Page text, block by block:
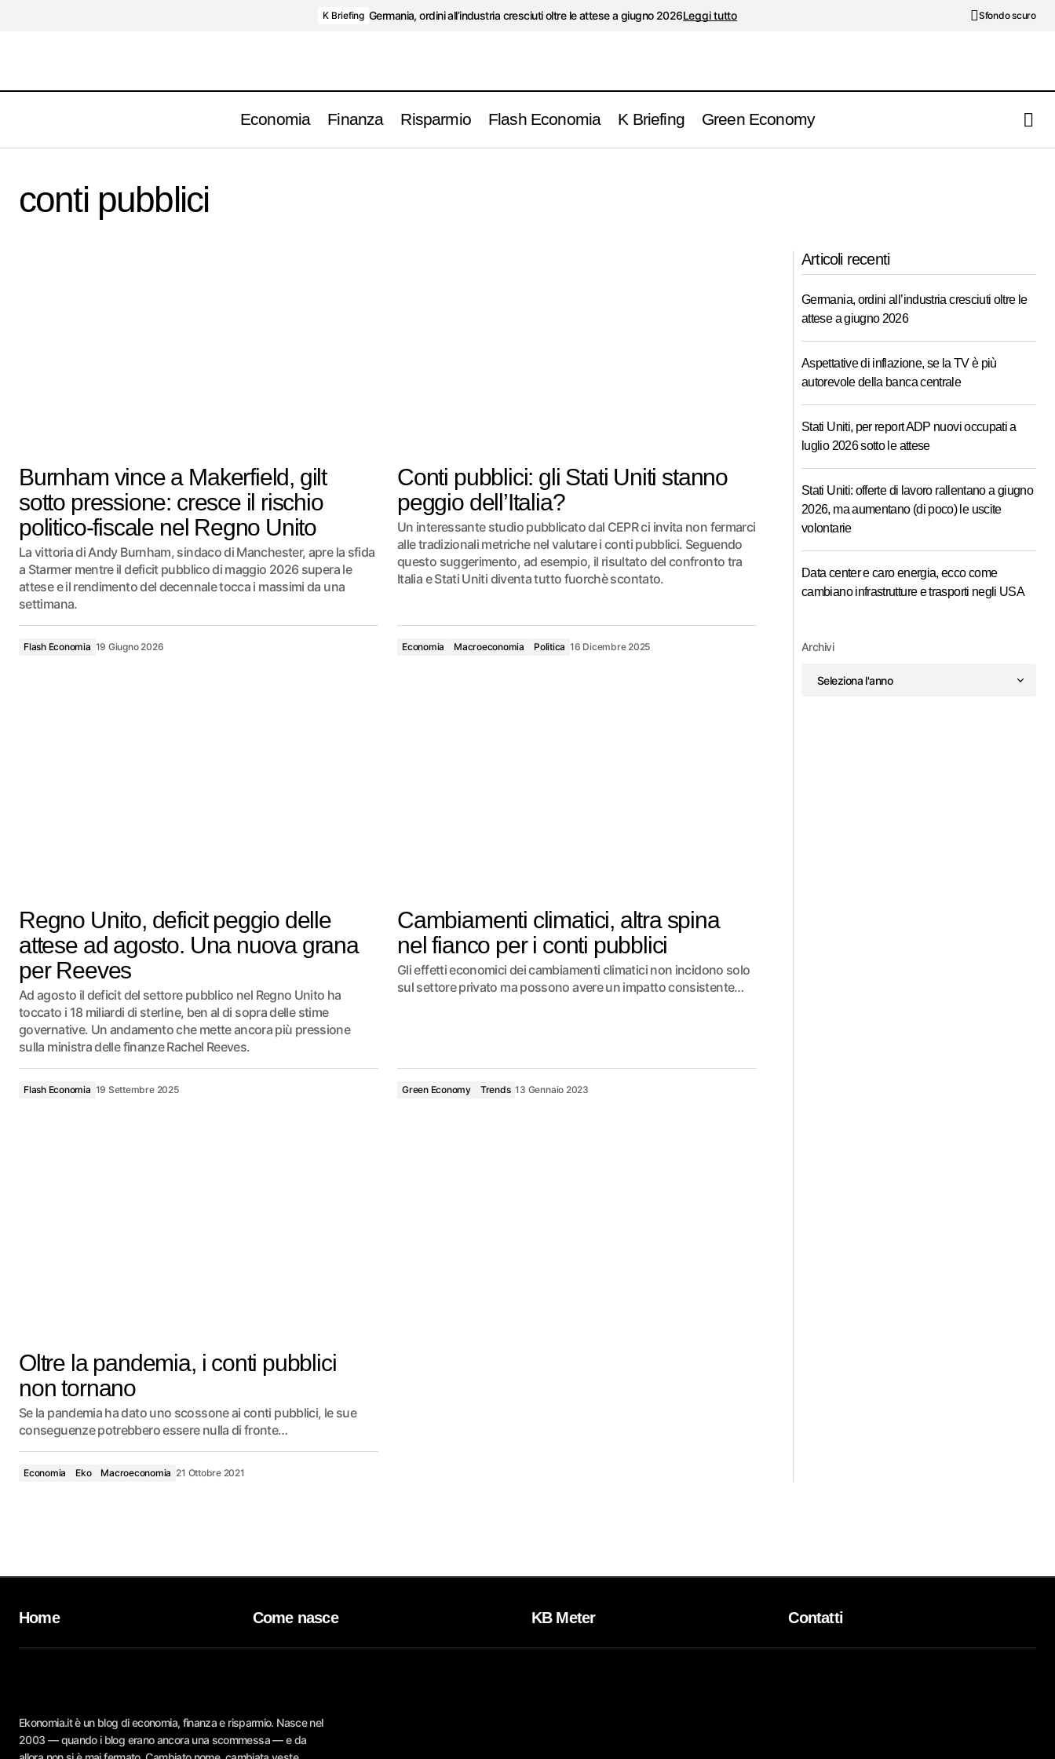
K Briefing Germania, ordini all’industria cresciuti oltre le attese a giugno 2026Leggi tutto Sfondo scuro
Economia Finanza Risparmio Flash Economia K Briefing Green Economy
conti pubblici
Burnham vince a Makerfield, gilt
sotto pressione: cresce il rischio
politico-fiscale nel Regno Unito
La vittoria di Andy Burnham, sindaco di Manchester, apre la sfida
a Starmer mentre il deficit pubblico di maggio 2026 supera le
attese e il rendimento del decennale tocca i massimi da una
settimana.
Flash Economia 19 Giugno 2026
Conti pubblici: gli Stati Uniti stanno
peggio dell’Italia?
Un interessante studio pubblicato dal CEPR ci invita non fermarci
alle tradizionali metriche nel valutare i conti pubblici. Seguendo
questo suggerimento, ad esempio, il risultato del confronto tra
Italia e Stati Uniti diventa tutto fuorchè scontato.
Economia Macroeconomia Politica 16 Dicembre 2025
Regno Unito, deficit peggio delle
attese ad agosto. Una nuova grana
per Reeves
Ad agosto il deficit del settore pubblico nel Regno Unito ha
toccato i 18 miliardi di sterline, ben al di sopra delle stime
governative. Un andamento che mette ancora più pressione
sulla ministra delle finanze Rachel Reeves.
Flash Economia 19 Settembre 2025
Cambiamenti climatici, altra spina
nel fianco per i conti pubblici
Gli effetti economici dei cambiamenti climatici non incidono solo
sul settore privato ma possono avere un impatto consistente…
Green Economy Trends 13 Gennaio 2023
Oltre la pandemia, i conti pubblici
non tornano
Se la pandemia ha dato uno scossone ai conti pubblici, le sue
conseguenze potrebbero essere nulla di fronte…
Economia Eko Macroeconomia 21 Ottobre 2021
Articoli recenti
Germania, ordini all’industria cresciuti oltre le
attese a giugno 2026
Aspettative di inflazione, se la TV è più
autorevole della banca centrale
Stati Uniti, per report ADP nuovi occupati a
luglio 2026 sotto le attese
Stati Uniti: offerte di lavoro rallentano a giugno
2026, ma aumentano (di poco) le uscite
volontarie
Data center e caro energia, ecco come
cambiano infrastrutture e trasporti negli USA
Archivi
Ekonomia.it è un blog di economia, finanza e risparmio. Nasce nel
2003 — quando i blog erano ancora una scommessa — e da
Home Come nasce KB Meter Contatti